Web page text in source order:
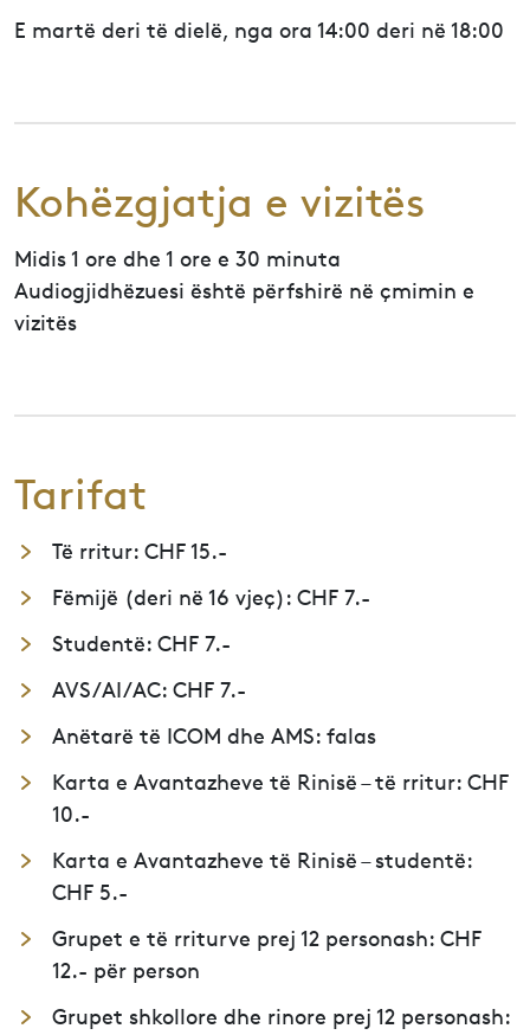
E martë deri të dielë, nga ora 14:00 deri në 18:00
Kohëzgjatja e vizitës
Midis 1 ore dhe 1 ore e 30 minuta
Audiogjidhëzuesi është përfshirë në çmimin e
vizitës
Tarifat
Të rritur: CHF 15.-
Fëmijë (deri në 16 vjeç): CHF 7.-
Studentë: CHF 7.-
AVS/AI/AC: CHF 7.-
Anëtarë të ICOM dhe AMS: falas
Karta e Avantazheve të Rinisë – të rritur: CHF
10.-
Karta e Avantazheve të Rinisë – studentë:
CHF 5.-
Grupet e të rriturve prej 12 personash: CHF
12.- për person
Grupet shkollore dhe rinore prej 12 personash: